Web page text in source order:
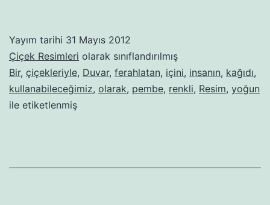
Yayım tarihi 31 Mayıs 2012
Çiçek Resimleri olarak sınıflandırılmış
Bir, çiçekleriyle, Duvar, ferahlatan, içini, insanın, kağıdı,
kullanabileceğimiz, olarak, pembe, renkli, Resim, yoğun
ile etiketlenmiş